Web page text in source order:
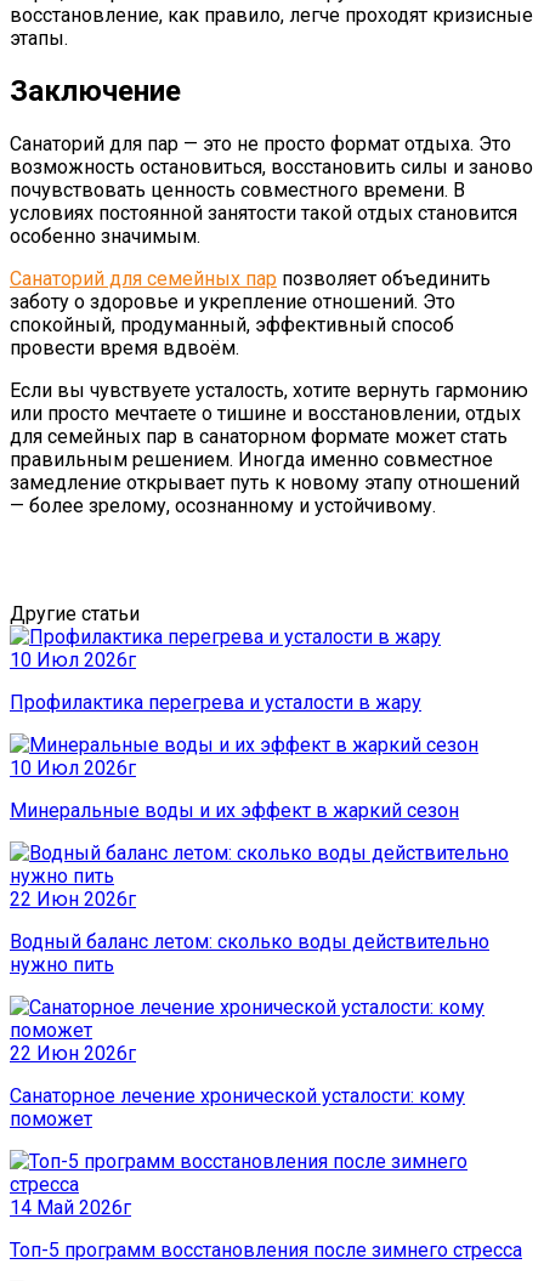
восстановление, как правило, легче проходят кризисные
этапы.
Заключение
Санаторий для пар — это не просто формат отдыха. Это
возможность остановиться, восстановить силы и заново
почувствовать ценность совместного времени. В
условиях постоянной занятости такой отдых становится
особенно значимым.
Санаторий для семейных пар позволяет объединить
заботу о здоровье и укрепление отношений. Это
спокойный, продуманный, эффективный способ
провести время вдвоём.
Если вы чувствуете усталость, хотите вернуть гармонию
или просто мечтаете о тишине и восстановлении, отдых
для семейных пар в санаторном формате может стать
правильным решением. Иногда именно совместное
замедление открывает путь к новому этапу отношений
— более зрелому, осознанному и устойчивому.
Другие статьи
10 Июл 2026г
Профилактика перегрева и усталости в жару
10 Июл 2026г
Минеральные воды и их эффект в жаркий сезон
22 Июн 2026г
Водный баланс летом: сколько воды действительно
нужно пить
22 Июн 2026г
Санаторное лечение хронической усталости: кому
поможет
14 Май 2026г
Топ-5 программ восстановления после зимнего стресса